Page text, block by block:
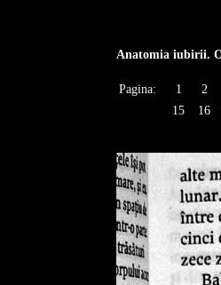
Anatomia iubirii.
Pagina: 1 2
15
16